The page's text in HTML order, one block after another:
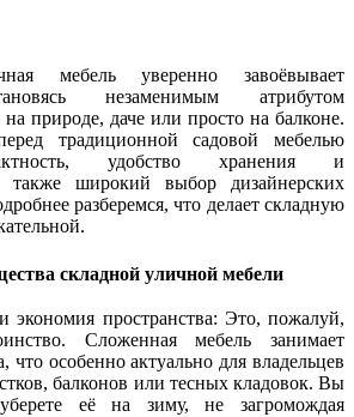
мебель уверенно завоёвывает
незаменимым атрибутом
природе, даче или просто на балконе.
традиционной садовой мебелью
удобство хранения и
также широкий выбор дизайнерских
разберемся, что делает складную
складной уличной мебели
экономия пространства: Это, пожалуй,
Сложенная мебель занимает
особенно актуально для владельцев
балконов или тесных кладовок. Вы
её на зиму, не загромождая